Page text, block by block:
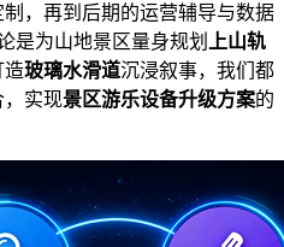
制，再到后期的运营辅导与数据
是为山地景区量身规划
上山轨
造玻璃水滑道沉浸叙事，我们都
，实现景区游乐设备升级方案的